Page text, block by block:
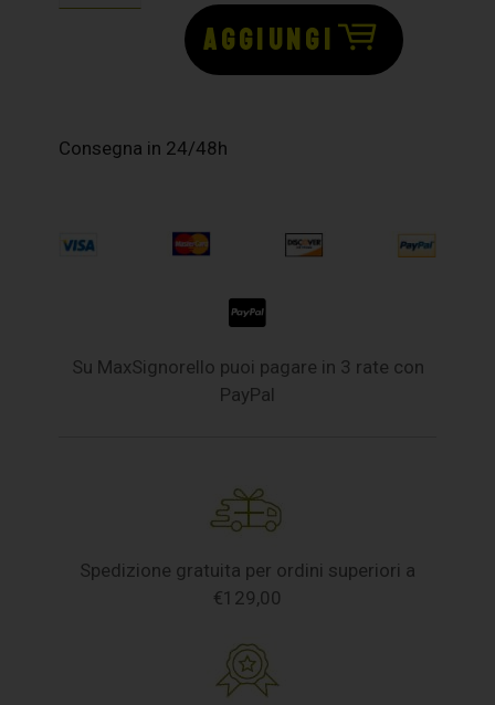
AGGIUNGI
Consegna in 24/48h
Su MaxSignorello puoi pagare in 3 rate con
PayPal
Spedizione gratuita per ordini superiori a
€129,00